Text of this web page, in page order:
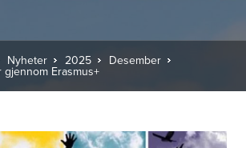
Nyheter 2025 Desember
Erasmus+